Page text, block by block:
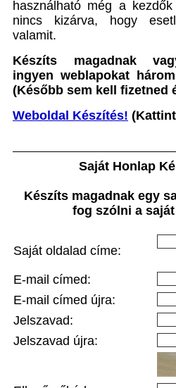
használható még a
nincs kizárva, hogy
valamit.
Készíts magadnak
ingyen weblapokat
(Később sem kell fizetned
Weboldal Készítés!
Saját Honlap
Készíts magadnak egy
fog szólni a
Saját oldalad címe:
E-mail címed:
E-mail címed újra:
Jelszavad:
Jelszavad újra: